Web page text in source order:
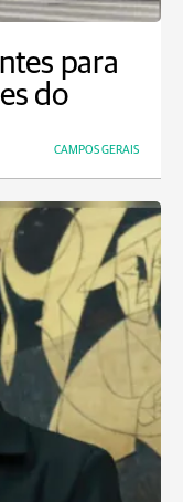
para
do
CAMPOS GERAIS